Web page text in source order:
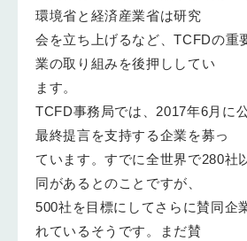
環境省と経済産業省は研究
会を立ち上げるなど、TCFDの重
業の取り組みを後押ししてい
ます。
TCFD事務局では、2017年6月に
最終提言を支持する企業を募っ
ています。すでに全世界で280社
同があるとのことですが、
500社を目標にしてさらに賛同企
れているそうです。まだ賛